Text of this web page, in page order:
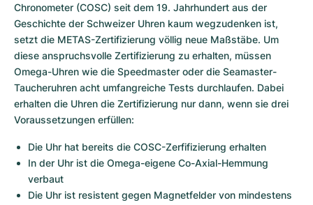
Chronometer (COSC) seit dem 19. Jahrhundert aus der
Geschichte der Schweizer Uhren kaum wegzudenken ist,
setzt die METAS-Zertifizierung völlig neue Maßstäbe. Um
diese anspruchsvolle Zertifizierung zu erhalten, müssen
Omega-Uhren wie die Speedmaster oder die Seamaster-
Taucheruhren acht umfangreiche Tests durchlaufen. Dabei
erhalten die Uhren die Zertifizierung nur dann, wenn sie drei
Voraussetzungen erfüllen:
Die Uhr hat bereits die COSC-Zerfifizierung erhalten
In der Uhr ist die Omega-eigene Co-Axial-Hemmung
verbaut
Die Uhr ist resistent gegen Magnetfelder von mindestens